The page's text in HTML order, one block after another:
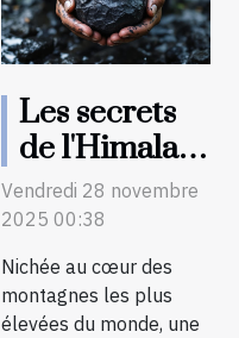
Les secrets
de l'Himalaya
: découvrez
les vertus
ancestrales
du Shilajit
Vendredi 28 novembre
2025 00:38
Nichée au cœur des
montagnes les plus
élevées du monde, une